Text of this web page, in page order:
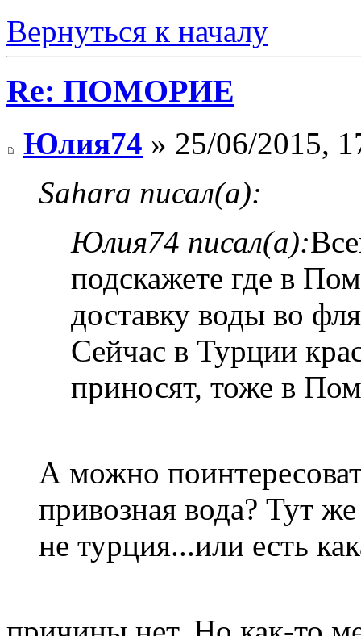
Вернуться к началу
Re: ПОМОРИЕ
Юлия74 » 25/06/2015,
Sahara писал(а):
Юлия74 писал(а):
подскажете где в
доставку воды во
Сейчас в Турции
приносят, тоже в
А можно
привозная вода? Тут
не турция...или есть